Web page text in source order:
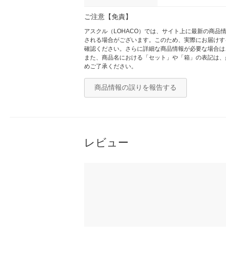
ご注意【免責】
アスクル（LOHACO）では、サイト上に最新の商品
される場合がございます。このため、実際にお届け
確認ください。さらに詳細な商品情報が必要な場合
また、商品名における「セット」や「箱」の表記は
めご了承ください。
商品情報の誤りを報告する
レビュー